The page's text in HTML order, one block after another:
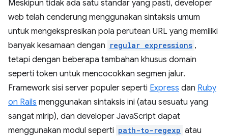
Meskipun tidak ada satu standar yang pasti, developer
web telah cenderung menggunakan sintaksis umum
untuk mengekspresikan pola perutean URL yang memiliki
banyak kesamaan dengan regular expressions ,
tetapi dengan beberapa tambahan khusus domain
seperti token untuk mencocokkan segmen jalur.
Framework sisi server populer seperti Express dan Ruby
on Rails menggunakan sintaksis ini (atau sesuatu yang
sangat mirip), dan developer JavaScript dapat
menggunakan modul seperti path-to-regexp atau